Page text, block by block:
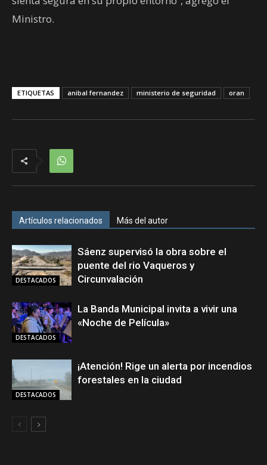
Ministro.
ETIQUETAS anibal fernandez ministerio de seguridad oran
Artículos relacionados Más del autor
DESTACADOS
Sáenz supervisó la obra sobre el
puente del rio Vaqueros y
Circunvalación
DESTACADOS
La Banda Municipal invita a vivir una
«Noche de Película»
DESTACADOS
¡Atención! Rige un alerta por incendios
forestales en la ciudad